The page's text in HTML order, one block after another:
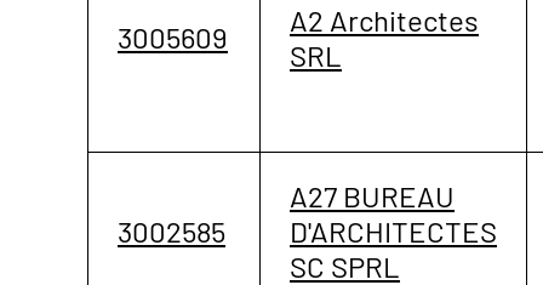
3005609
A2 Architectes
SRL
3002585
A27 BUREAU
D'ARCHITECTES
SC SPRL